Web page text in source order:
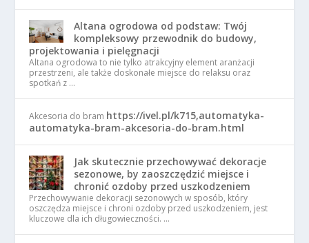
Altana ogrodowa od podstaw: Twój
kompleksowy przewodnik do budowy,
projektowania i pielęgnacji
Altana ogrodowa to nie tylko atrakcyjny element aranżacji
przestrzeni, ale także doskonałe miejsce do relaksu oraz
spotkań z …
Akcesoria do bram https://ivel.pl/k715,automatyka-
automatyka-bram-akcesoria-do-bram.html
Jak skutecznie przechowywać dekoracje
sezonowe, by zaoszczędzić miejsce i
chronić ozdoby przed uszkodzeniem
Przechowywanie dekoracji sezonowych w sposób, który
oszczędza miejsce i chroni ozdoby przed uszkodzeniem, jest
kluczowe dla ich długowieczności. …